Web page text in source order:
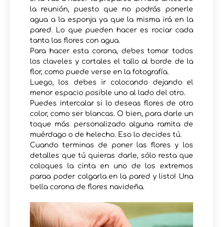
la reunión, puesto que no podrás ponerle
agua a la esponja ya que la misma irá en la
pared. Lo que pueden hacer es rociar cada
tanto las flores con agua.
Para hacer esta corona, debes tomar todos
los claveles y cortales el tallo al borde de la
flor, como puede verse en la fotografía.
Luego, los debes ir colocando dejando el
menor espacio posible uno al lado del otro.
Puedes intercalar si lo deseas flores de otro
color, como ser blancas. O bien, para darle un
toque más personalizado alguna ramita de
muérdago o de helecho. Eso lo decides tú.
Cuando terminas de poner las flores y los
detalles que tú quieras darle, sólo resta que
coloques la cinta en uno de los extremos
paraa poder colgarla en la pared y listo! Una
bella corona de flores navideña.